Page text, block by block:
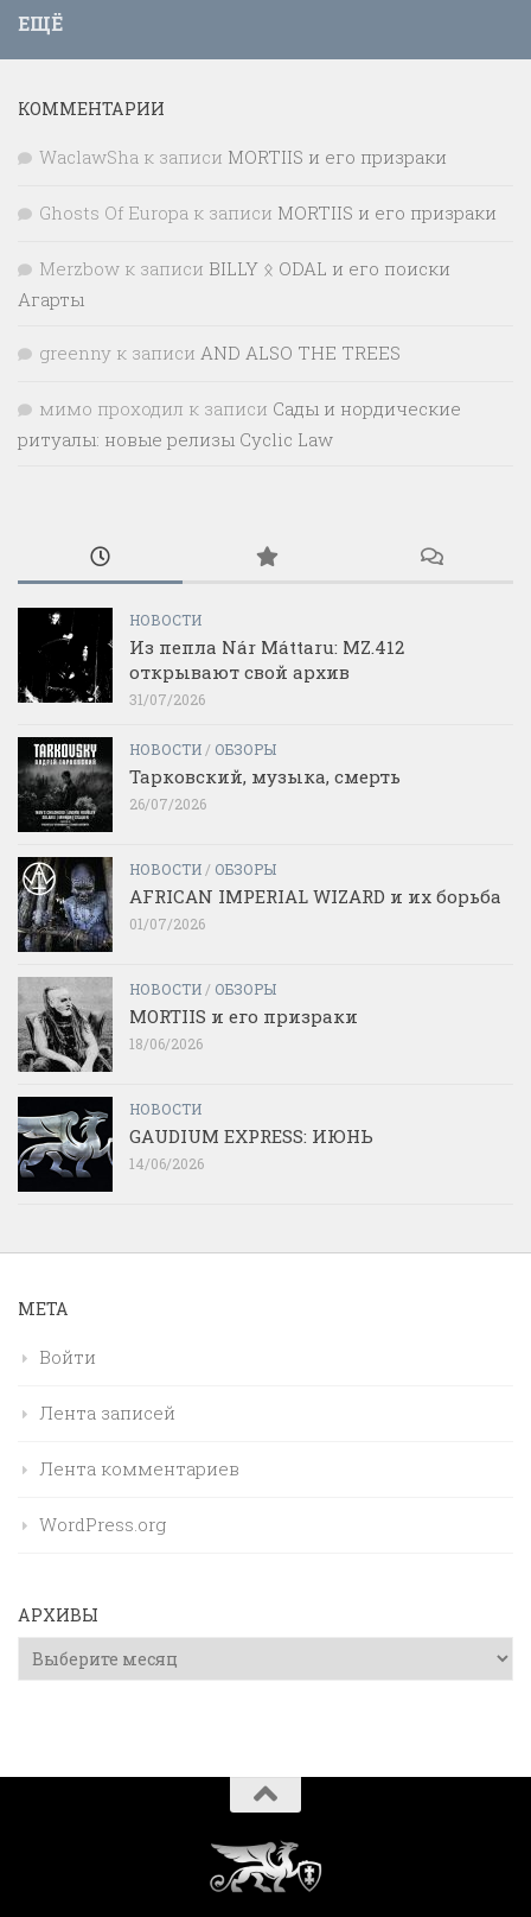
ЕЩЁ
КОММЕНТАРИИ
WaclawSha к записи MORTIIS и его призраки
Ghosts Of Europa к записи MORTIIS и его призраки
Merzbow к записи BILLY ᛟ ODAL и его поиски
Агарты
greenny к записи AND ALSO THE TREES
мимо проходил к записи Сады и нордические
ритуалы: новые релизы Cyclic Law
НОВОСТИ
Из пепла Nár Máttaru: MZ.412
открывают свой архив
31/07/2026
НОВОСТИ / ОБЗОРЫ
Тарковский, музыка, смерть
26/07/2026
НОВОСТИ / ОБЗОРЫ
AFRICAN IMPERIAL WIZARD и их борьба
01/07/2026
НОВОСТИ / ОБЗОРЫ
MORTIIS и его призраки
18/06/2026
НОВОСТИ
GAUDIUM EXPRESS: ИЮНЬ
14/06/2026
МЕТА
Войти
Лента записей
Лента комментариев
WordPress.org
АРХИВЫ
Архивы